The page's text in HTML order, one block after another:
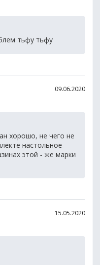
тьфу тьфу
09.06.2020
хорошо, не чего не
настольное
этой - же марки
15.05.2020